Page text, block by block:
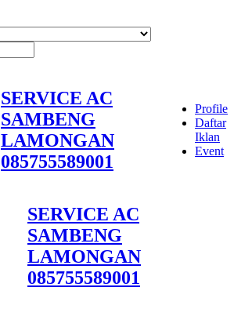
SERVICE AC
SAMBENG
LAMONGAN
085755589001
Profile
Daftar
Iklan
Event
SERVICE AC
SAMBENG
LAMONGAN
085755589001